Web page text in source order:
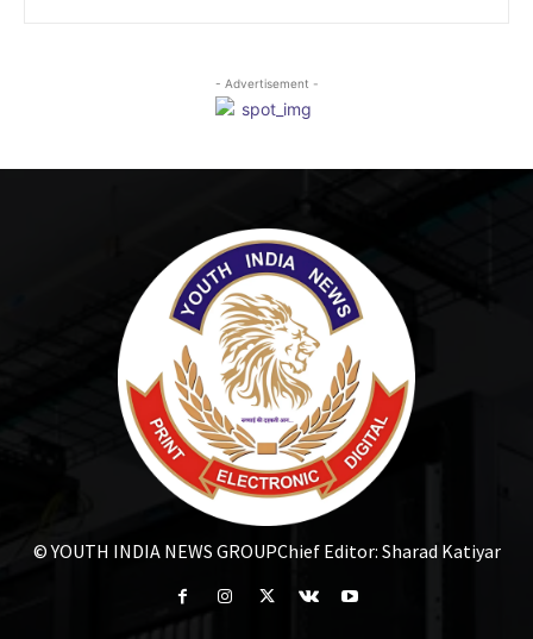
- Advertisement -
© YOUTH INDIA NEWS GROUPChief Editor: Sharad Katiyar